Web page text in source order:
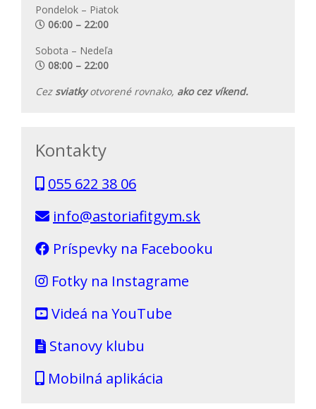
Pondelok – Piatok
06:00 – 22:00
Sobota – Nedeľa
08:00 – 22:00
Cez sviatkyotvorené rovnako, ako cez víkend.
Kontakty
055 622 38 06
info@astoriafitgym.sk
Príspevky na Facebooku
Fotky na Instagrame
Videá na YouTube
Stanovy klubu
Mobilná aplikácia